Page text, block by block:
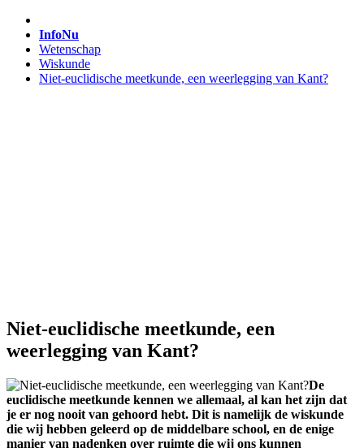
InfoNu
Wetenschap
Wiskunde
Niet-euclidische meetkunde, een weerlegging van Kant?
Niet-euclidische meetkunde, een
weerlegging van Kant?
De
euclidische meetkunde kennen we allemaal, al kan het zijn dat
je er nog nooit van gehoord hebt. Dit is namelijk de wiskunde
die wij hebben geleerd op de middelbare school, en de enige
manier van nadenken over ruimte die wij ons kunnen